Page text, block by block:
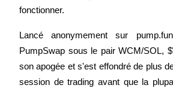
TradFi
Produits dérivés sur actions, forex,
premières
fonctionner.
Lancé anonymement sur
PumpSwap sous le pair WCM/SOL,
son apogée et s'est effondré de plus
session de trading avant que la